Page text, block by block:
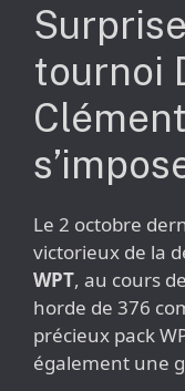
tournoi
Le 2 octobre
victorieux de la
WPT, au cours
horde de 376
précieux pack
également une